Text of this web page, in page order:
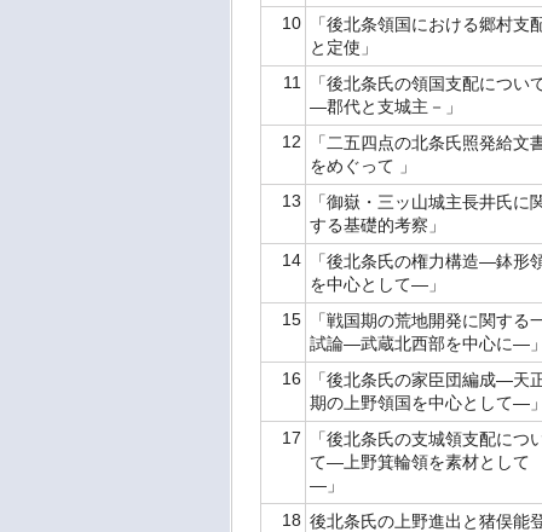
10
「後北条領国における郷村支
と定使」
11
「後北条氏の領国支配につい
―郡代と支城主－」
12
「二五四点の北条氏照発給文
をめぐって 」
13
「御嶽・三ッ山城主長井氏に
する基礎的考察」
14
「後北条氏の権力構造―鉢形
を中心として―」
15
「戦国期の荒地開発に関する
試論―武蔵北西部を中心に―
16
「後北条氏の家臣団編成―天
期の上野領国を中心として―
17
「後北条氏の支城領支配につ
て―上野箕輪領を素材として
―」
18 後北条氏の上野進出と猪俣能